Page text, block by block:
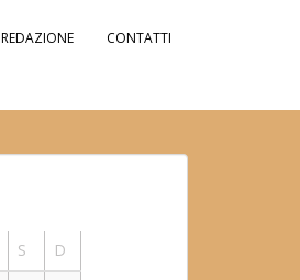
REDAZIONE CONTATTI
S
D